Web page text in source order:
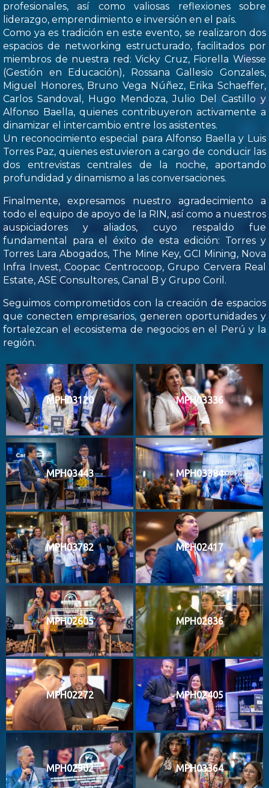
profesionales, así como valiosas reflexiones sobre
liderazgo, emprendimiento e inversión en el país.
Como ya es tradición en este evento, se realizaron dos
espacios de networking estructurado, facilitados por
miembros de nuestra red: Vicky Cruz, Fiorella Wiesse
(Gestión en Educación), Rossana Gallesio Gonzales,
Miguel Honores, Bruno Vega Núñez, Erika Schaeffer,
Carlos Sandoval, Hugo Mendoza, Julio Del Castillo y
Alfonso Baella, quienes contribuyeron activamente a
dinamizar el intercambio entre los asistentes.
Un reconocimiento especial para Alfonso Baella y Luis
Torres Paz, quienes estuvieron a cargo de conducir las
dos entrevistas centrales de la noche, aportando
profundidad y dinamismo a las conversaciones.
Finalmente, expresamos nuestro agradecimiento a
todo el equipo de apoyo de la RIN, así como a nuestros
auspiciadores y aliados, cuyo respaldo fue
fundamental para el éxito de esta edición: Torres y
Torres Lara Abogados, The Mine Key, GCI Mining, Nova
Infra Invest, Coopac Centrocoop, Grupo Cervera Real
Estate, ASE Consultores, Canal B y Grupo Coril.
Seguimos comprometidos con la creación de espacios
que conecten empresarios, generen oportunidades y
fortalezcan el ecosistema de negocios en el Perú y la
región.
MPH03120 MPH03336
MPH03443 MPH03384
MPH03782 MPH02417
MPH02605 MPH02836
MPH02272 MPH02405
MPH02902 MPH03364